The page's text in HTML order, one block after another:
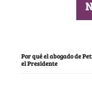
Por qué el abogado de
el Presidente